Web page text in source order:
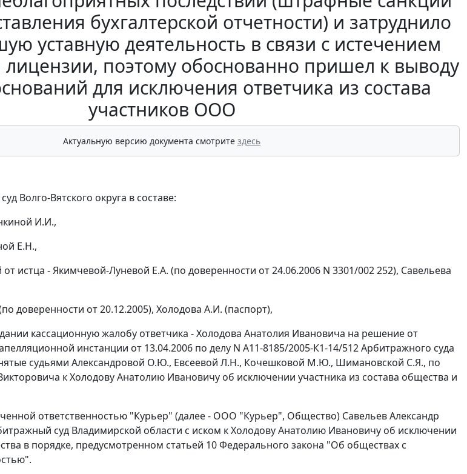
бухгалтерской отчетности) и затруднило
уставную деятельность в связи с истечением
лицензии, поэтому обоснованно пришел к выводу
для исключения ответчика из состава
участников ООО
Актуальную версию документа смотрите здесь
Волго-Вятского округа в составе:
И.И.,
Е.Н.,
истца - Якимчевой-Луневой Е.А. (по доверенности от 24.06.2006 N 3301/002 252), Савельева
доверенности от 20.12.2005), Холодова А.И. (паспорт),
кассационную жалобу ответчика - Холодова Анатолия Ивановича на решение от
инстанции от 13.04.2006 по делу N А11-8185/2005-К1-14/512 Арбитражного суда
судьями Александровой О.Ю., Евсеевой Л.Н., Кочешковой М.Ю., Шимановской С.Я., по
к Холодову Анатолию Ивановичу об исключении участника из состава общества и
ответственностью "Курьер" (далее - ООО "Курьер", Общество) Савельев Александр
суд Владимирской области с иском к Холодову Анатолию Ивановичу об исключении
в порядке, предусмотренном статьей 10 Федерального закона "Об обществах с